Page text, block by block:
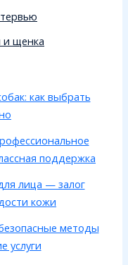
щенка
как выбрать
поддержка
лица — залог
кожи
методы
услуги